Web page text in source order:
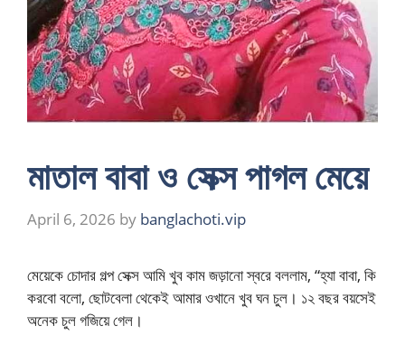
মাতাল বাবা ও সেক্স পাগল মেয়ে
April 6, 2026 by banglachoti.vip
মেয়েকে চোদার গল্প সেক্স আমি খুব কাম জড়ানো স্বরে বললাম, “হ্যা বাবা, কি
করবো বলো, ছোটবেলা থেকেই আমার ওখানে খুব ঘন চুল। ১২ বছর বয়সেই
অনেক চুল গজিয়ে গেল।